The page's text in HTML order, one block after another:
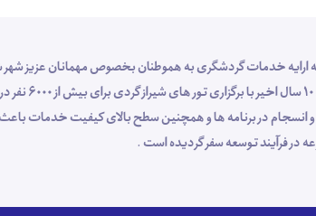
گشت شیراز با 15 سال تجربه موفق در زمینه ارایه خدمات گردشگری به هموطنان بخصوص مهمانان
جایگاه ارزشمندی در صنعت گردشگری
و انسجام در برنامه ها و همچنین سطح بالای کیفیت خدمات